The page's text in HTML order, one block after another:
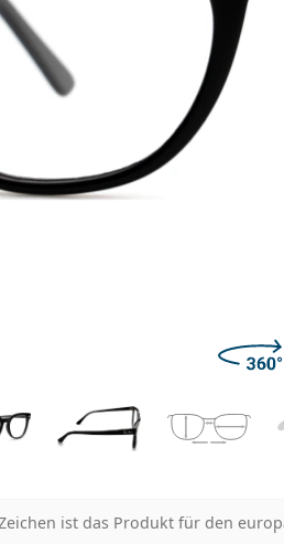
Glasbreite
Glasbreite
ist das Produkt für den